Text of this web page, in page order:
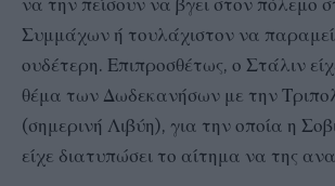
Συμμάχων ή τουλάχιστον να
ουδέτερη. Επιπροσθέτως, ο Στάλιν
θέμα των Δωδεκανήσων με την
(σημερινή Λιβύη), για την οποία η
είχε διατυπώσει το αίτημα να της